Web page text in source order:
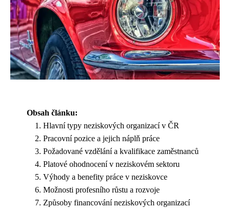
Obsah článku:
Hlavní typy neziskových organizací v ČR
Pracovní pozice a jejich náplň práce
Požadované vzdělání a kvalifikace zaměstnanců
Platové ohodnocení v neziskovém sektoru
Výhody a benefity práce v neziskovce
Možnosti profesního růstu a rozvoje
Způsoby financování neziskových organizací